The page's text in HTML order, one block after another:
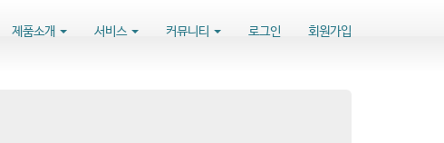
제품소개 서비스 커뮤니티 로그인 회원가입